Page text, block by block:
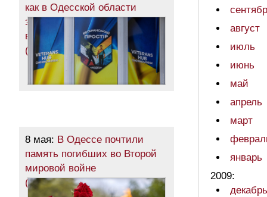
как в Одесской области
защитникам помогают
вернуться к мирной жизни
(общество)
8 мая: В Одессе почтили
память погибших во Второй
мировой войне
(фоторепортаж)
август
июль
июнь
май
апрель
март
январь
2009:
декабрь